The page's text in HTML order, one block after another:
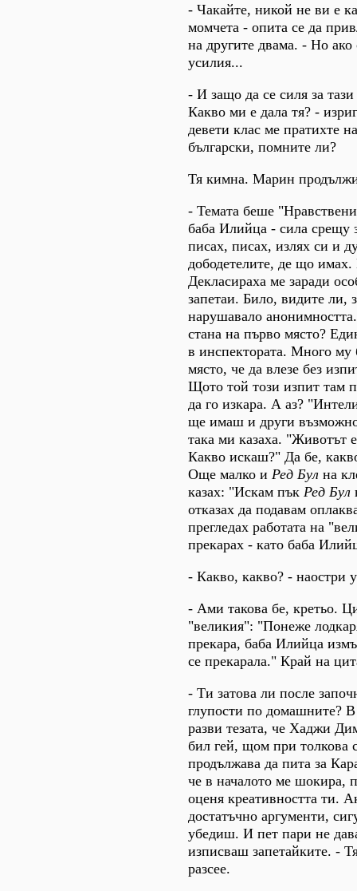
- Чакайте, никой не ви е
момчета - опита се да
на другите двама. - Но
усилия...
- И защо да се силя за
Какво ми е дала тя? -
девети клас ме пратихте
български, помните ли?
Тя кимна. Марин
- Темата беше
баба Илийца - сила срещу
писах, писах, излях си и
дободетелите, де що
Декласираха ме заради
запетаи. Било, видите ли,
нарушавало
стана на първо място?
в инспектората. Много
място, че да влезе без
Щото той този изпит там
да го изкара. А аз?
ще имаш и други
така ми казаха. "Животът
Какво искаш?" Да бе,
Още малко и Ред Бул на
казах: "Искам пък Ред Бул
отказах да подавам
прегледах работата на
прекарах - като баба
- Какво, какво? - наостри
- Ами такова бе, кретьо.
"великия": "Понеже
прекара, баба Илийца
се прекарала." Край на
- Ти затова ли после
глупости по домашните?
разви тезата, че Хаджи
бил гей, щом при толкова
продължава да пита за
че в началото ме шокира,
оценя креативността ти.
достатъчно аргументи,
убедиш. И пет пари не
изписваш запетайките. -
разсее.